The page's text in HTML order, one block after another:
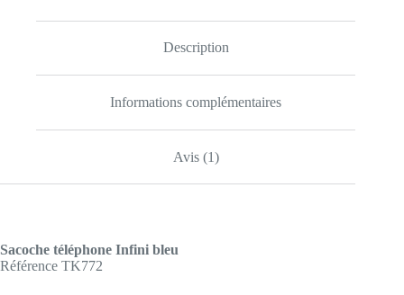
Description
Informations complémentaires
Avis (1)
Sacoche téléphone Infini bleu
Référence TK772